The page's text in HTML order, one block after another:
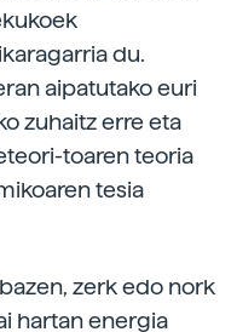
du.
aipatutako euri
zuhaitz erre eta
toaren teoria
tesia
zerk edo nork
hartan energia